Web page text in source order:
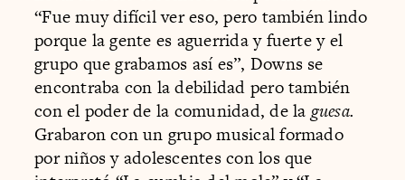
“Fue muy difícil ver eso, pero también lindo
porque la gente es aguerrida y fuerte y el
grupo que grabamos así es”, Downs se
encontraba con la debilidad pero también
con el poder de la comunidad, de la guesa.
Grabaron con un grupo musical formado
por niños y adolescentes con los que